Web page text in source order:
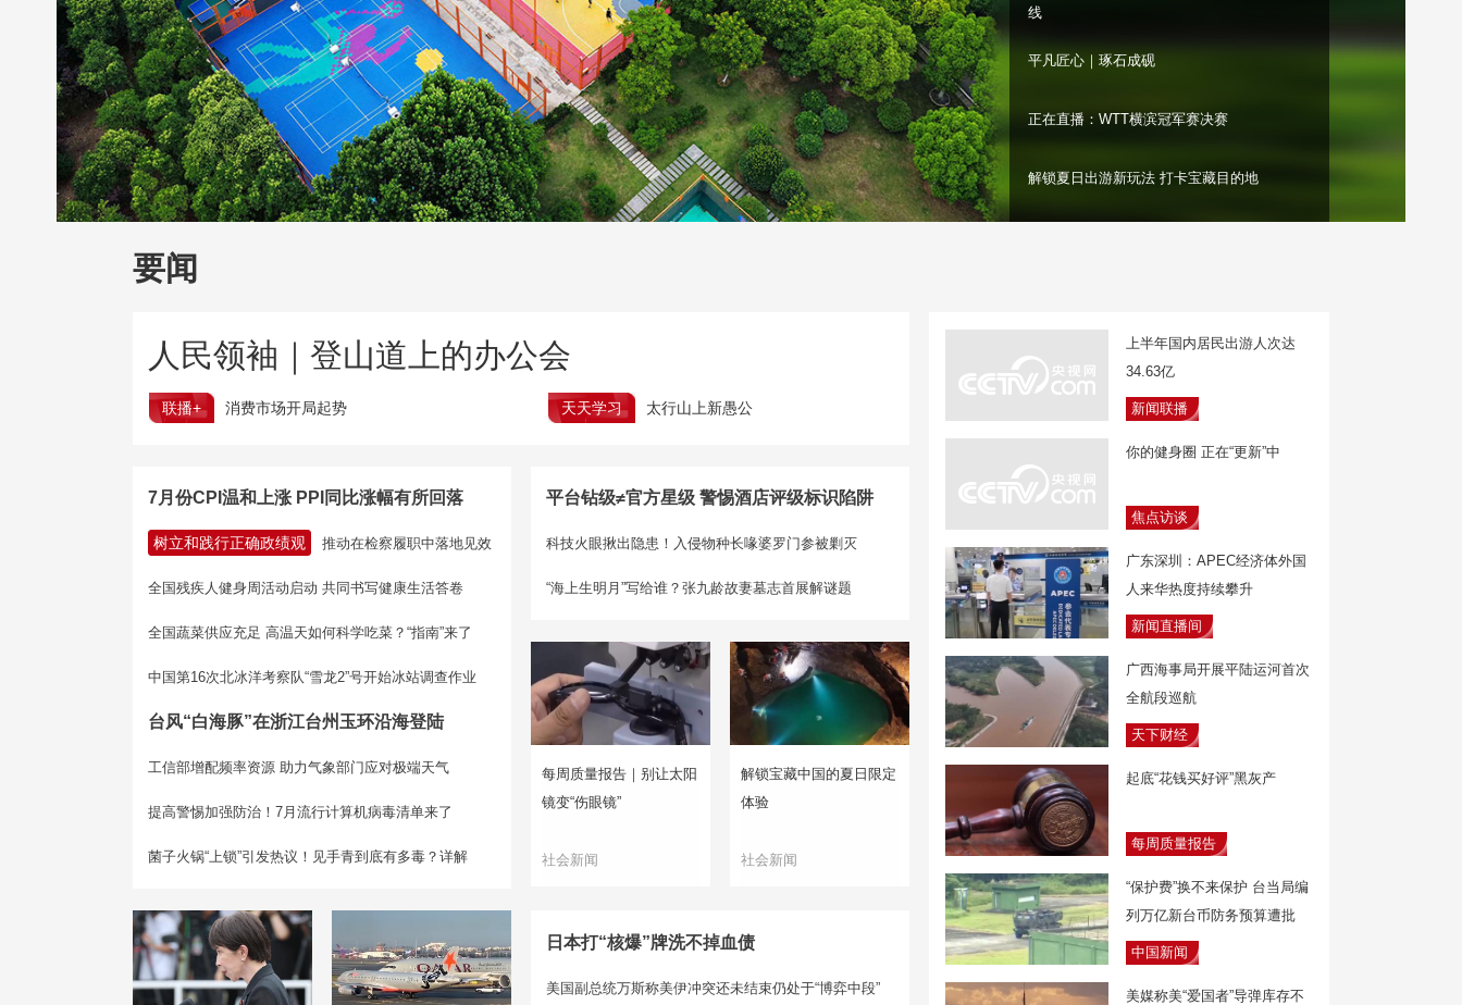
CCTV.节目官网 直播 节目单 栏目 片库 热播榜 总台企业白名单
线
平凡匠心｜琢石成砚
正在直播：WTT横滨冠军赛决赛
解锁夏日出游新玩法 打卡宝藏目的地
要闻
人民领袖｜登山道上的办公会
联播+ 消费市场开局起势 天天学习 太行山上新愚公
7月份CPI温和上涨 PPI同比涨幅有所回落
树立和践行正确政绩观 推动在检察履职中落地见效
全国残疾人健身周活动启动 共同书写健康生活答卷
全国蔬菜供应充足 高温天如何科学吃菜？“指南”来了
中国第16次北冰洋考察队“雪龙2”号开始冰站调查作业
台风“白海豚”在浙江台州玉环沿海登陆
工信部增配频率资源 助力气象部门应对极端天气
提高警惕加强防治！7月流行计算机病毒清单来了
菌子火锅“上锁”引发热议！见手青到底有多毒？详解
平台钻级≠官方星级 警惕酒店评级标识陷阱
科技火眼揪出隐患！入侵物种长喙婆罗门参被剿灭
“海上生明月”写给谁？张九龄故妻墓志首展解谜题
每周质量报告｜别让太阳
镜变“伤眼镜”
社会新闻
解锁宝藏中国的夏日限定
体验
社会新闻
日本打“核爆”牌洗不掉血债
美国副总统万斯称美伊冲突还未结束仍处于“博弈中段”
上半年国内居民出游人次达
34.63亿
新闻联播
你的健身圈 正在“更新”中
焦点访谈
广东深圳：APEC经济体外国
人来华热度持续攀升
新闻直播间
广西海事局开展平陆运河首次
全航段巡航
天下财经
起底“花钱买好评”黑灰产
每周质量报告
“保护费”换不来保护 台当局编
列万亿新台币防务预算遭批
中国新闻
美媒称美“爱国者”导弹库存不